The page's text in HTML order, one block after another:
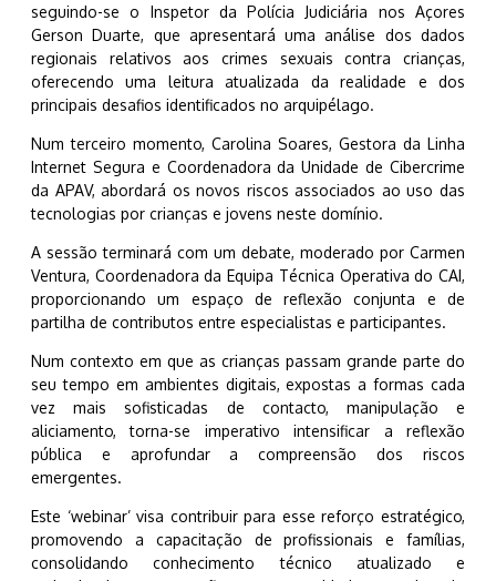
seguindo-se o Inspetor da Polícia Judiciária nos Açores
Gerson Duarte, que apresentará uma análise dos dados
regionais relativos aos crimes sexuais contra crianças,
oferecendo uma leitura atualizada da realidade e dos
principais desafios identificados no arquipélago.
Num terceiro momento, Carolina Soares, Gestora da Linha
Internet Segura e Coordenadora da Unidade de Cibercrime
da APAV, abordará os novos riscos associados ao uso das
tecnologias por crianças e jovens neste domínio.
A sessão terminará com um debate, moderado por Carmen
Ventura, Coordenadora da Equipa Técnica Operativa do CAI,
proporcionando um espaço de reflexão conjunta e de
partilha de contributos entre especialistas e participantes.
Num contexto em que as crianças passam grande parte do
seu tempo em ambientes digitais, expostas a formas cada
vez mais sofisticadas de contacto, manipulação e
aliciamento, torna-se imperativo intensificar a reflexão
pública e aprofundar a compreensão dos riscos
emergentes.
Este ‘webinar’ visa contribuir para esse reforço estratégico,
promovendo a capacitação de profissionais e famílias,
consolidando conhecimento técnico atualizado e